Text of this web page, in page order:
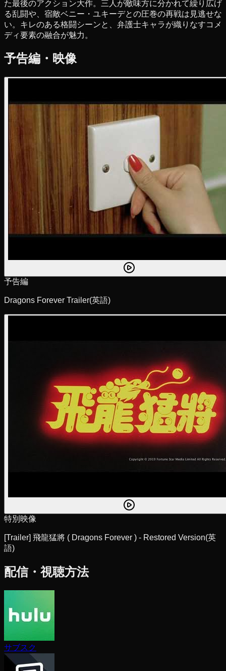
た最後のアクション大作。三人が敵味方に分かれて繰り広げ
る乱闘や、宿敵ベニー・ユキーデとの圧巻の再戦は見逃せな
い。キレのある格闘シーンと、弁護士キャラが織りなすコメ
ディ要素の融合が魅力。
予告編・映像
予告編
Dragons Forever Trailer(英語)
特別映像
[Trailer] 飛龍猛將 ( Dragons Forever ) - Restored Version(英
語)
配信・視聴方法
サブスク